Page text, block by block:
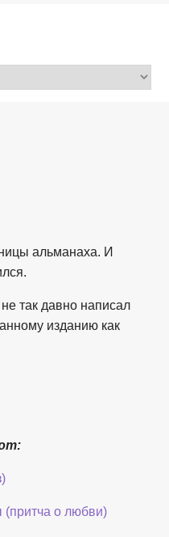
альманаха. И
так давно написал
изданию как
о любви)